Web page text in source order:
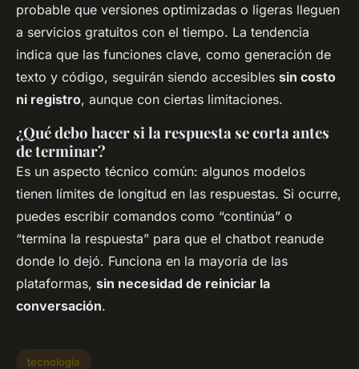
probable que versiones optimizadas o ligeras lleguen
a servicios gratuitos con el tiempo. La tendencia
indica que las funciones clave, como generación de
texto y código, seguirán siendo accesibles sin costo
ni registro, aunque con ciertas limitaciones.
¿Qué debo hacer si la respuesta se corta antes
de terminar?
Es un aspecto técnico común: algunos modelos
tienen límites de longitud en las respuestas. Si ocurre,
puedes escribir comandos como “continúa” o
“termina la respuesta” para que el chatbot reanude
donde lo dejó. Funciona en la mayoría de las
plataformas, sin necesidad de reiniciar la
conversación.
tecnologia